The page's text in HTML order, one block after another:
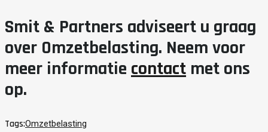
Smit & Partners adviseert u graag
over Omzetbelasting. Neem voor
meer informatie contact met ons
op.
Tags:Omzetbelasting